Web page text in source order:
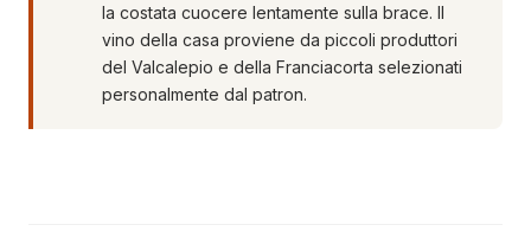
la costata cuocere lentamente sulla brace. Il
vino della casa proviene da piccoli produttori
del Valcalepio e della Franciacorta selezionati
personalmente dal patron.